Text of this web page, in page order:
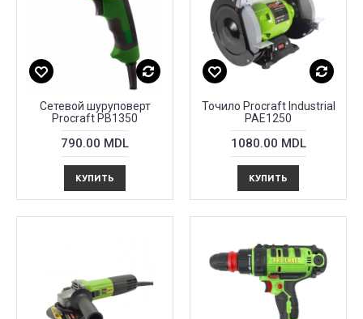
Сетевой шуруповерт
Proсraft PB1350
790.00 MDL
КУПИТЬ
Точило Procraft Industrial
PAE1250
1080.00 MDL
КУПИТЬ